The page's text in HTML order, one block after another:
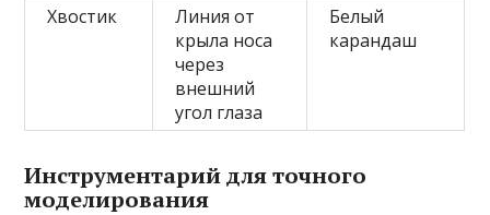
Хвостик
Линия от
крыла носа
через
внешний
угол глаза
Белый
карандаш
Инструментарий для точного
моделирования